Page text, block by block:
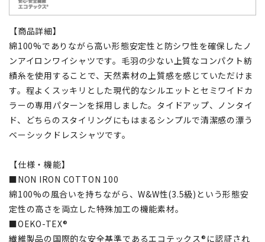
【商品詳細】
綿100%でありながら高い形態安定性と防シワ性を確保したノ
ンアイロンワイシャツです。毛羽の少ない上質なコンパクト紡
績糸を使用することで、天然素材の上質感を感じていただけま
す。程よくスッキリとした現代的なシルエットとセミワイドカ
ラーの専用パターンを採用しました。タイドアップ、ノンタイ
ド、どちらのスタイリングにもはまるシンプルで清潔感の漂う
ベーシックドレスシャツです。
【仕様・機能】
■NON IRON COTTON 100
綿100%の風合いを持ちながら、W&W性(3.5級)という形態安
定性の高さを両立した特殊加工の機能素材。
■OEKO-TEX®
繊維製品の国際的な安全基準であるエコテックス®に認証され